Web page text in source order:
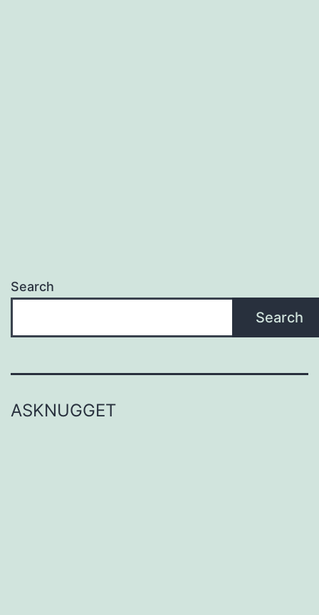
Search
Search
ASKNUGGET